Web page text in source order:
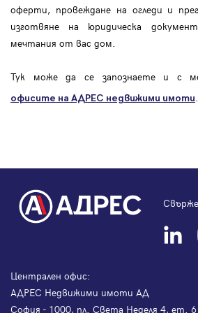
оферти, провеждане на огледи и
изготвяне на юридическа
мечтания от вас дом.
Тук може да се запознаете и с
офисите на АДРЕС недвижими имоти
Централен офис:
АДРЕС Недвижими имоти АД
София - 1000, пл. Света Неделя 4, ет. 6